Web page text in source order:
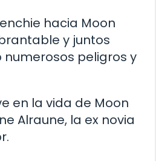
hacia Moon
y juntos
peligros y
en la vida de Moon
Alraune, la ex novia